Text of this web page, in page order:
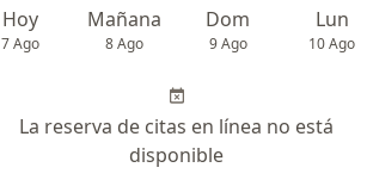
Hoy
7 Ago
Mañana
8 Ago
Dom
9 Ago
Lun
10 Ago
La reserva de citas en línea no está
disponible